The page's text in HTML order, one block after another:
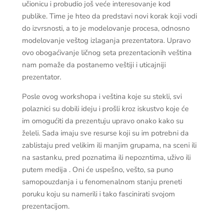
učionicu i probudio još veće interesovanje kod
publike. Time je hteo da predstavi novi korak koji vodi
do izvrsnosti, a to je modelovanje procesa, odnosno
modelovanje veštog izlaganja prezentatora. Upravo
ovo obogaćivanje ličnog seta prezentacionih veština
nam pomaže da postanemo veštiji i uticajniji
prezentator.
Posle ovog workshopa i veština koje su stekli, svi
polaznici su dobili ideju i prošli kroz iskustvo koje će
im omogućiti da prezentuju upravo onako kako su
želeli. Sada imaju sve resurse koji su im potrebni da
zablistaju pred velikim ili manjim grupama, na sceni ili
na sastanku, pred poznatima ili nepozntima, uživo ili
putem medija . Oni će uspešno, vešto, sa puno
samopouzdanja i u fenomenalnom stanju preneti
poruku koju su namerili i tako fascinirati svojom
prezentacijom.